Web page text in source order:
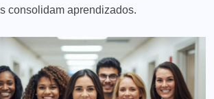
consolidam aprendizados.